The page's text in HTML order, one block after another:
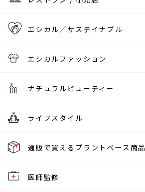
エシカル／サステイナブル
エシカルファッション
ナチュラルビューティー
ライフスタイル
通販で買えるプラントベース商品
医師監修